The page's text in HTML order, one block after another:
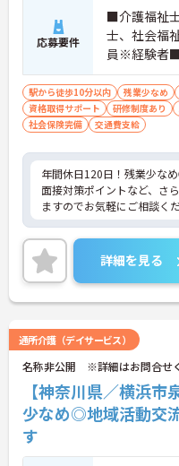
応募要件
■介護福祉
士、社会福
員※経験者
よび実務者
施設または
常勤で2年
駅から徒歩10分以内 残業少なめ
資格取得サポート
研修制度あり
社会保険完備
交通費支給
年間休日120日！残業少な
面接対策ポイントなど、さ
ますのでお気軽にご相談く
詳細を見る
通所介護（デイサービス）
名称非公開 ※詳細はお問合せ
【神奈川県／横浜
少なめ◎地域活動交
す